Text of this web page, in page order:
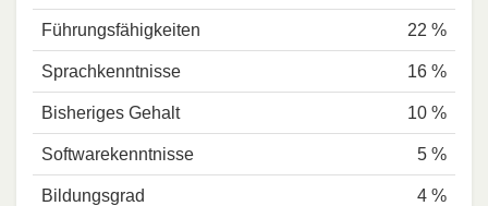
Führungsfähigkeiten 22 %
Sprachkenntnisse 16 %
Bisheriges Gehalt 10 %
Softwarekenntnisse 5 %
Bildungsgrad 4 %